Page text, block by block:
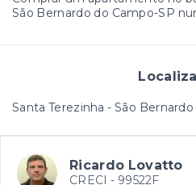
São Bernardo do Campo-SP
Santa Terezinha - São
Ricardo Lovatto
CRECI - 99522F